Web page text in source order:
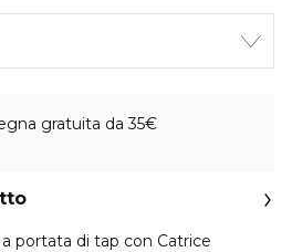
gratuita da 35€
portata di tap con Catrice